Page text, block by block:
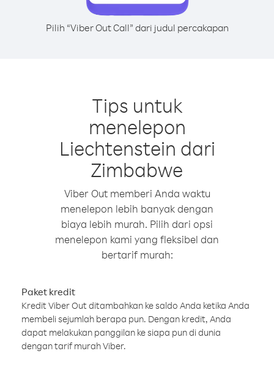
Pilih “Viber Out Call” dari judul percakapan
Tips untuk
menelepon
Liechtenstein dari
Zimbabwe
Viber Out memberi Anda waktu
menelepon lebih banyak dengan
biaya lebih murah. Pilih dari opsi
menelepon kami yang fleksibel dan
bertarif murah:
Paket kredit
Kredit Viber Out ditambahkan ke saldo Anda ketika Anda
membeli sejumlah berapa pun. Dengan kredit, Anda
dapat melakukan panggilan ke siapa pun di dunia
dengan tarif murah Viber.